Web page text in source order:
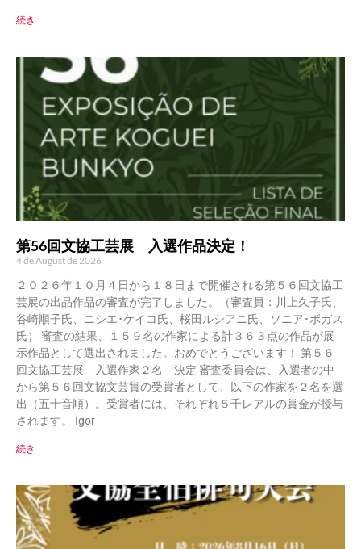
続き
第56回文協工芸展 入選作品決定！
4 de August de 2026
２０２６年１０月４日から１８日まで開催される第５６回文協工
芸展の出品作品の審査が完了しました。（審査員：川上久子氏、
谷崎順子氏、ニシエ･ケイコ氏、桜田ルシアニ氏、ソニア･ボガス
氏） 審査の結果、１５９名の作家による計３６３点の作品が展
示作品として選出されました。おめでとうございます！ 第５６
回文協工芸展 入選作家２名 決定 審査委員会は、入選者の中
から第５６回文協文芸賞の受賞者として、以下の作家を２名を選
出（五十音順）。受賞者には、それぞれ５千レアルの賞金が授与
されます。 Igor
続き